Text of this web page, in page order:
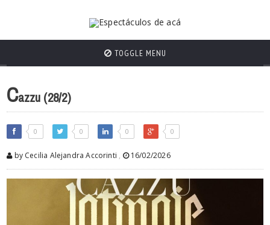
TOGGLE MENU
Cazzu (28/2)
0 0 0 0
by Cecilia Alejandra Accorinti , 16/02/2026